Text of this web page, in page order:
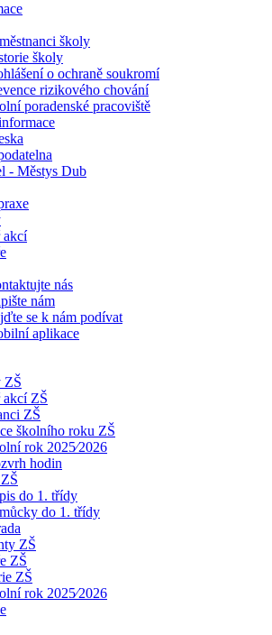
školy
školy
o ochraně soukromí
rizikového chování
poradenské pracoviště
- Městys Dub
akcí
nás
nám
se k nám podívat
aplikace
ZŠ
akcí ZŠ
ZŠ
školního roku ZŠ
rok 2025⁄2026
hodin
do 1. třídy
do 1. třídy
ZŠ
ZŠ
ZŠ
rok 2025⁄2026